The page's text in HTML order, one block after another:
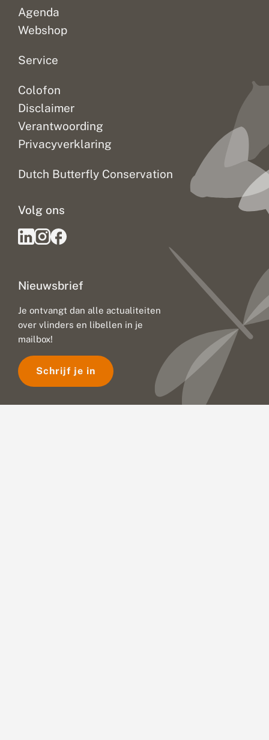
Agenda
Webshop
Service
Colofon
Disclaimer
Verantwoording
Privacyverklaring
Dutch Butterfly Conservation
Nieuwsbrief
Je ontvangt dan alle actualiteiten
over vlinders en libellen in je
mailbox!
Schrijf je in
Volg ons